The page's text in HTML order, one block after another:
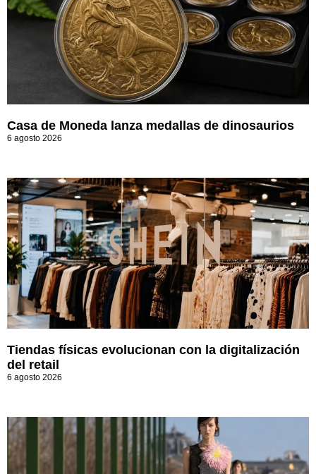
Casa de Moneda lanza medallas de dinosaurios
6 agosto 2026
Tiendas físicas evolucionan con la digitalización
del retail
6 agosto 2026